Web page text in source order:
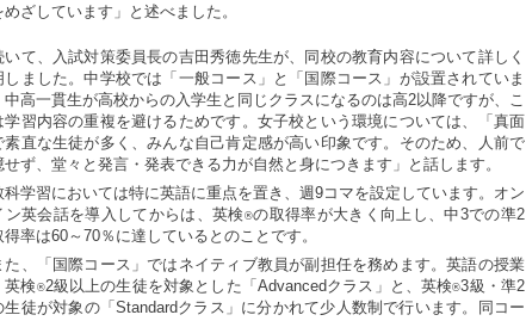
めざしています」と述べました。
て、入試対策委員長の吉田秀徳先生が、同校の教育内容について詳しく
しました。中学校では「一般コース」と「国際コース」が設置されていま
中高一貫生が高校からの入学生と同じクラスになるのは高2以降ですが、こ
学習内容の重複を避けるためです。女子校という環境については、「真面
素直な生徒が多く、みんな自己肯定感が高い印象です。そのため、人前で
せず、堂々と発言・発表できる力が自然と身につきます」と話します。
学習においては特に英語に重点を置き、週9コマを設定しています。オン
ン英会話を導入してからは、英検®の取得率が大きく向上し、中3での準2
得率は60～70％に達しているとのことです。
、「国際コース」ではネイティブ教員が副担任を務めます。英語の授業
英検 ®2級以上の生徒を対象とした「Advancedクラス」と、英検®3級・準2
生徒が対象の「Standardクラス」に分かれて少人数制で行います。同コー